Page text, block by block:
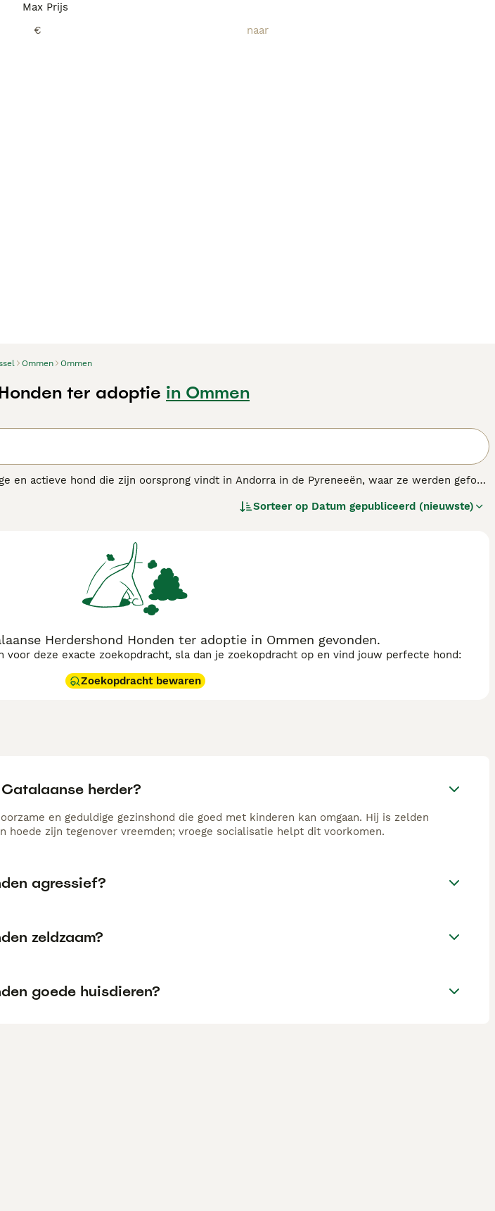
Max Prijs
€
Ommen Ommen
ter adoptie in Ommen
en actieve hond die zijn oorsprong vindt in Andorra in de Pyreneeën, waar ze werden gefokt
van de wereld.
Sorteer op Datum gepubliceerd (nieuwste)
Herdershond Honden ter adoptie in Ommen gevonden.
deze exacte zoekopdracht, sla dan je zoekopdracht op en vind jouw perfecte hond:
Zoekopdracht bewaren
herder?
en geduldige gezinshond die goed met kinderen kan omgaan. Hij is zelden
hoede zijn tegenover vreemden; vroege socialisatie helpt dit voorkomen.
agressief?
zeldzaam?
goede huisdieren?